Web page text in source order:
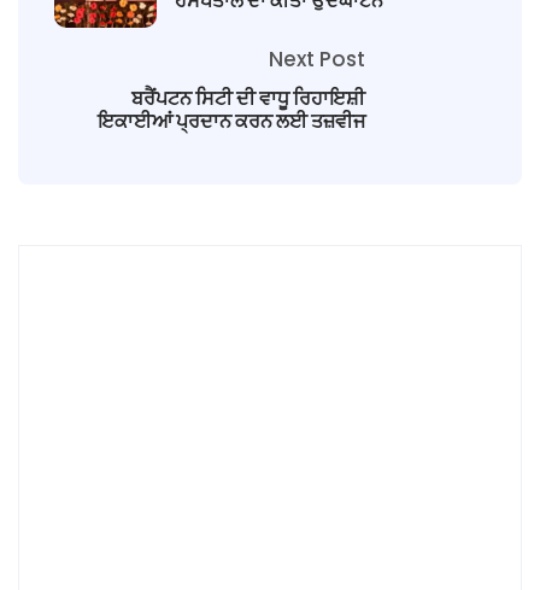
Next Post
ਬਰੈਂਪਟਨ ਸਿਟੀ ਦੀ ਵਾਧੂ ਰਿਹਾਇਸ਼ੀ
ਇਕਾਈਆਂ ਪ੍ਰਦਾਨ ਕਰਨ ਲਈ ਤਜ਼ਵੀਜ